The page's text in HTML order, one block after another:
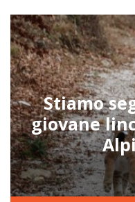
Stiamo
giovane